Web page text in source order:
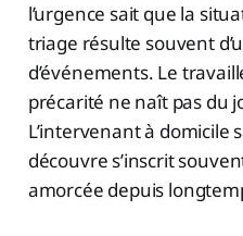
l’urgence sait que la
triage résulte souvent
d’événements. Le
précarité ne naît pas du
L’intervenant à domicile
découvre s’inscrit
amorcée depuis